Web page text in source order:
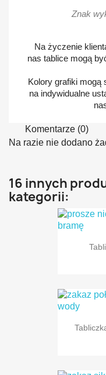
Znak
Na życzenie
nas tablice mogą
Kolory grafiki mogą
na indywidualne
Komentarze (0)
Na razie nie dodano
16 innych
kategorii: